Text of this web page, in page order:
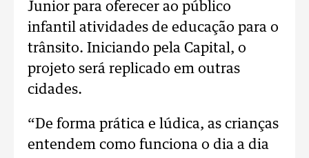
Junior para oferecer ao público
infantil atividades de educação para o
trânsito. Iniciando pela Capital, o
projeto será replicado em outras
cidades.
“De forma prática e lúdica, as crianças
entendem como funciona o dia a dia